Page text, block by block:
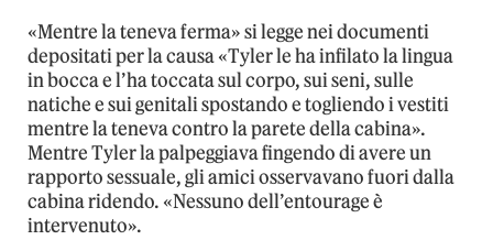
«Mentre la teneva ferma» si legge nei documenti
depositati per la causa «Tyler le ha infilato la lingua
in bocca e l’ha toccata sul corpo, sui seni, sulle
natiche e sui genitali spostando e togliendo i vestiti
mentre la teneva contro la parete della cabina».
Mentre Tyler la palpeggiava fingendo di avere un
rapporto sessuale, gli amici osservavano fuori dalla
cabina ridendo. «Nessuno dell’entourage è
intervenuto».